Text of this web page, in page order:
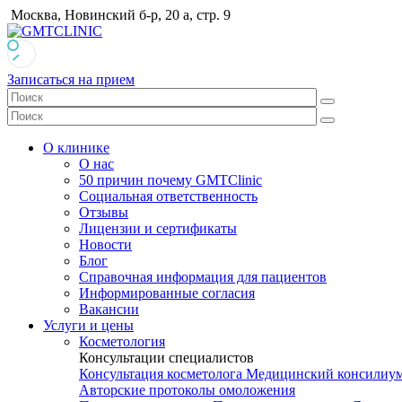
Москва, Новинский б-р, 20 а, стр. 9
Записаться на прием
О клинике
О нас
50 причин почему GMTClinic
Социальная ответственность
Отзывы
Лицензии и сертификаты
Новости
Блог
Справочная информация для пациентов
Информированные согласия
Вакансии
Услуги и цены
Косметология
Консультации специалистов
Консультация косметолога Медицинский
Авторские протоколы омоложения